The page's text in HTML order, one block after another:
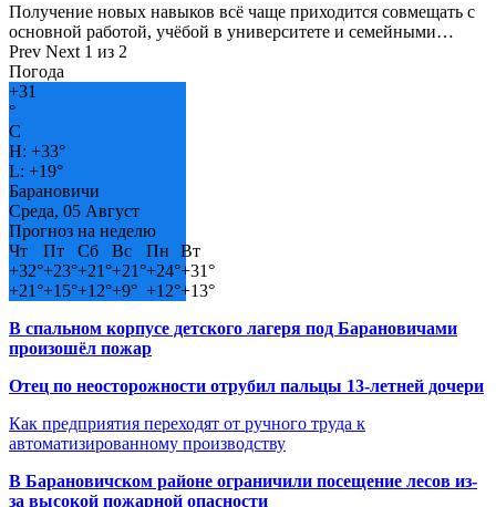
Получение новых навыков всё чаще приходится совмещать с
основной работой, учёбой в университете и семейными…
Prev Next 1 из 2
Погода
+31
°
C
H: +33°
L: +19°
Барановичи
Среда, 05 Август
Прогноз на неделю
Чт
Пт Сб Вс Пн
Вт
+32°+23°+21°+21°+24°+31°
+21°+15°+12°+9° +12°+13°
В спальном корпусе детского лагеря под Барановичами
произошёл пожар
Отец по неосторожности отрубил пальцы 13-летней дочери
Как предприятия переходят от ручного труда к
автоматизированному производству
В Барановичском районе ограничили посещение лесов из-
за высокой пожарной опасности